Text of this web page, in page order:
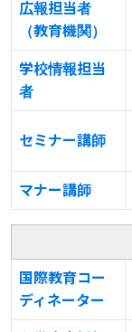
広報担当者
（教育機関）
学校情報担当
者
セミナー講師
マナー講師
国際教育コー
ディネーター